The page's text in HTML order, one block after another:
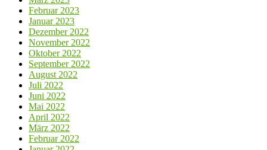
Februar 2023
Januar 2023
Dezember 2022
November 2022
Oktober 2022
September 2022
August 2022
Juli 2022
Juni 2022
Mai 2022
April 2022
März 2022
Februar 2022